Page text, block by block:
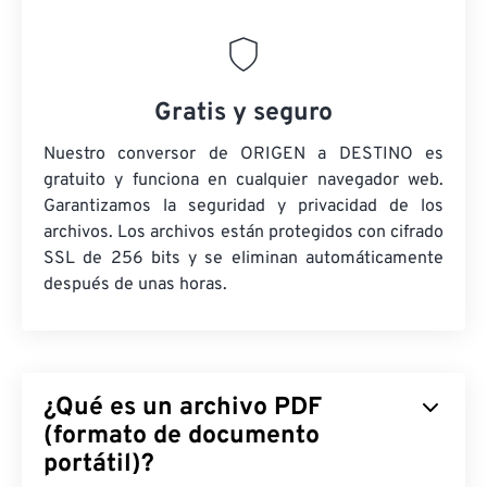
Gratis y seguro
Nuestro conversor de ORIGEN a DESTINO es
gratuito y funciona en cualquier navegador web.
Garantizamos la seguridad y privacidad de los
archivos. Los archivos están protegidos con cifrado
SSL de 256 bits y se eliminan automáticamente
después de unas horas.
¿Qué es un archivo PDF
(formato de documento
portátil)?